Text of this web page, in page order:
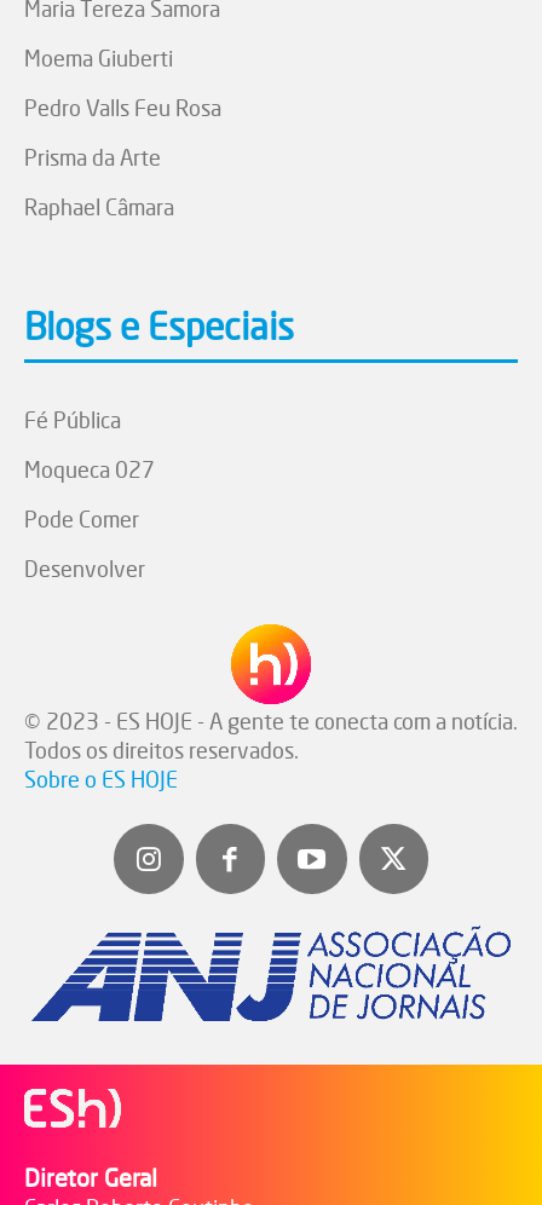
Maria Tereza Samora
Moema Giuberti
Pedro Valls Feu Rosa
Prisma da Arte
Raphael Câmara
Blogs e Especiais
Fé Pública
Moqueca 027
Pode Comer
Desenvolver
© 2023 - ES HOJE - A gente te conecta com a notícia.
Todos os direitos reservados.
Sobre o ES HOJE
Diretor Geral